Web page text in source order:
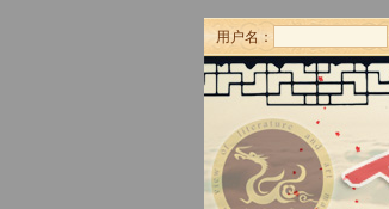
用户名：